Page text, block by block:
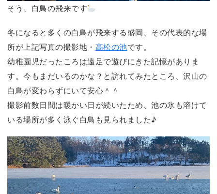
そう、白鳥の飛来です
冬になると多くの白鳥が飛来する盛岡、その代表的な場
所が上記写真の撮影地・ 高松の池です。
幼稚園児だったころは遠足で遊びにきた記憶がありま
す。今もまだいるのかな？と訪れてみたところ、沢山の
白鳥が変わらずにいて安心＾＾
撮影前数日間は暖かい日が続いたため、池の氷も溶けて
いる場所が多く泳ぐ白鳥も見られました♪